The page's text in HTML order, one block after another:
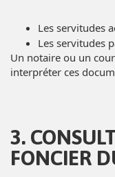
Les servitudes
Les servitudes
Un notaire ou un
interpréter ces
3.
FONCIER